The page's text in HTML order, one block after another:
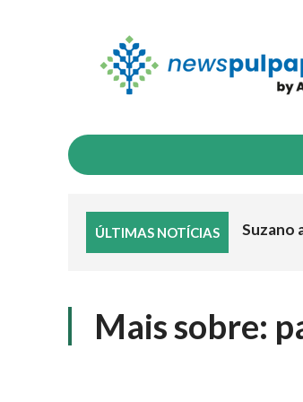
ÚLTIMAS NOTÍCIAS Suzano
Mais sobre: